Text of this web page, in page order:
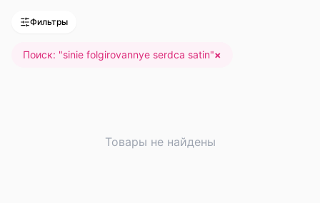
Фильтры
Поиск: "sinie folgirovannye serdca satin"×
Товары не найдены